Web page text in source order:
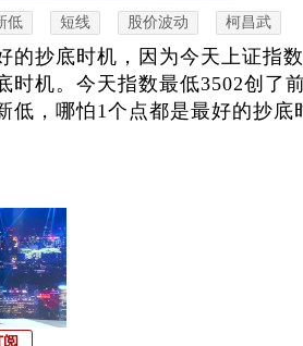
低 短线 股价波动 柯昌武
的抄底时机，因为今天上证指
时机。今天指数最低3502创了
低，哪怕1个点都是最好的抄底